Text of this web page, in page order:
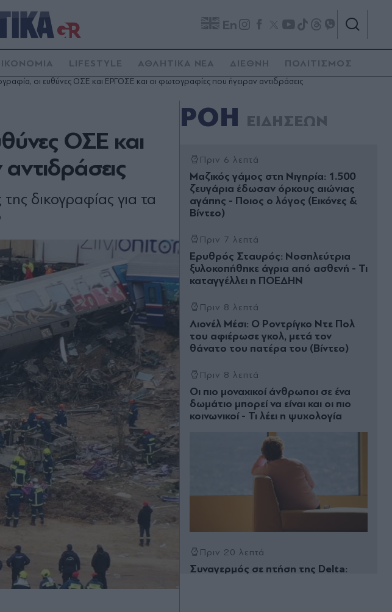
En
LIFESTYLE ΑΘΛΗΤΙΚΑ ΝΕΑ ΔΙΕΘΝΗ ΠΟΛΙΤΙΣΜΟΣ
οι ευθύνες ΟΣΕ και ΕΡΓΟΣΕ και οι φωτογραφίες που ήγειραν αντιδράσεις
ΟΣΕ και
δικογραφίας για τα
ΡΟΗ ΕΙΔΗΣΕΩΝ
Πριν 6 λεπτά
Μαζικός γάμος στη Νιγηρία: 1.500
ζευγάρια έδωσαν όρκους αιώνιας
αγάπης - Ποιος ο λόγος (Εικόνες &
Βίντεο)
Πριν 7 λεπτά
Ερυθρός Σταυρός: Νοσηλεύτρια
ξυλοκοπήθηκε άγρια από ασθενή - Τι
καταγγέλλει η ΠΟΕΔΗΝ
Πριν 8 λεπτά
Λιονέλ Μέσι: Ο Ροντρίγκο Ντε Πολ
του αφιέρωσε γκολ, μετά τον
θάνατο του πατέρα του (Βίντεο)
Πριν 8 λεπτά
Οι πιο μοναχικοί άνθρωποι σε ένα
δωμάτιο μπορεί να είναι και οι πιο
κοινωνικοί - Τι λέει η ψυχολογία
Πριν 20 λεπτά
Συναγερμός σε πτήση της Delta: